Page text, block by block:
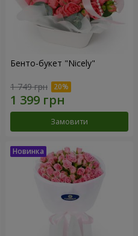
Бенто-букет "Nicely"
1 749 грн
Замовити